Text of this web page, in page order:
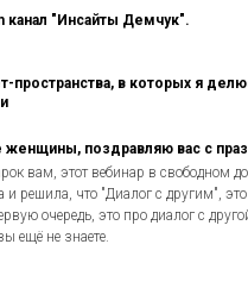
канал "Инсайты Демчук".
пространства, в которых я
женщины, поздравляю вас с
вам, этот вебинар в свободном
и решила, что "Диалог с другим",
очередь, это про диалог с
ещё не знаете.